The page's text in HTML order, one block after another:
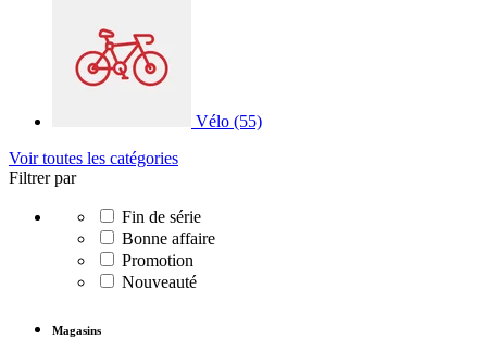
Vélo (55)
Voir toutes les catégories
Filtrer par
Fin de série
Bonne affaire
Promotion
Nouveauté
Magasins